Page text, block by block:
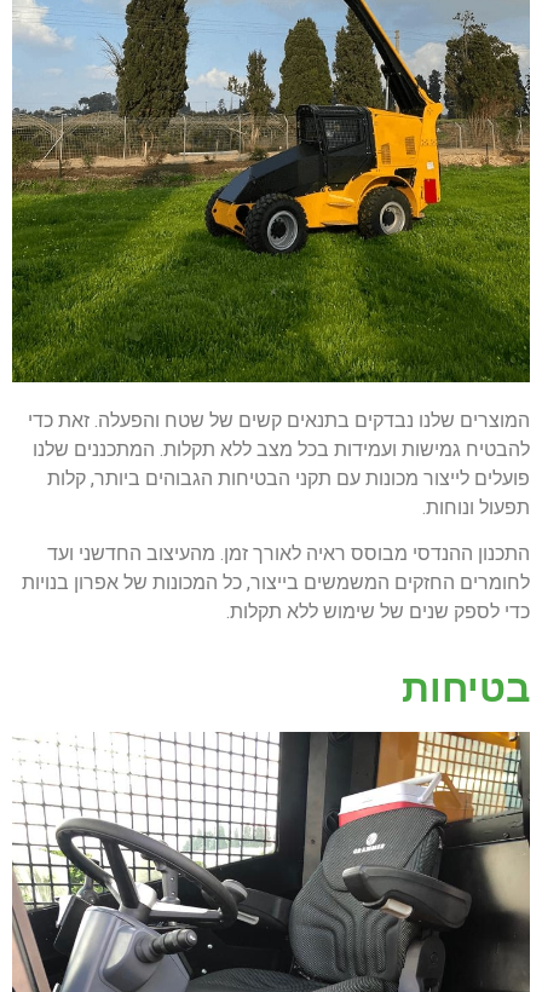
המוצרים שלנו נבדקים בתנאים קשים של שטח והפעלה. זאת כדי
להבטיח גמישות ועמידות בכל מצב ללא תקלות. המתכננים שלנו
פועלים לייצור מכונות עם תקני הבטיחות הגבוהים ביותר, קלות
תפעול ונוחות.
התכנון ההנדסי מבוסס ראיה לאורך זמן. מהעיצוב החדשני ועד
לחומרים החזקים המשמשים בייצור, כל המכונות של אפרון בנויות
כדי לספק שנים של שימוש ללא תקלות.
בטיחות